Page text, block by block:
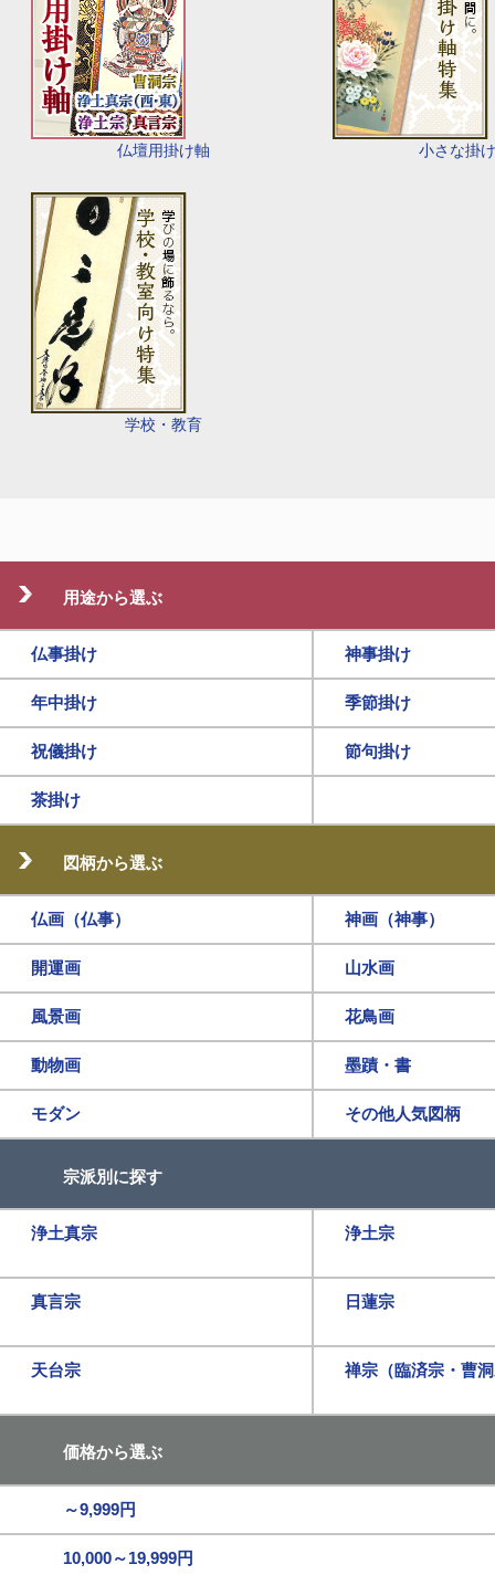
仏壇用掛け軸 小さな掛
学校・教育
用途から選ぶ
仏事掛け 神事掛け
年中掛け 季節掛け
祝儀掛け 節句掛け
茶掛け
図柄から選ぶ
仏画（仏事） 神画（神事）
開運画 山水画
風景画 花鳥画
動物画 墨蹟・書
モダン その他人気図柄
宗派別に探す
浄土真宗 浄土宗
真言宗 日蓮宗
天台宗 禅宗（臨済宗・曹
価格から選ぶ
～9,999円
10,000～19,999円